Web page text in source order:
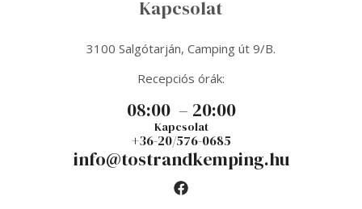
Kapcsolat
3100 Salgótarján, Camping út 9/B.
Recepciós órák:
08:00 – 20:00
Kapcsolat
+36-20/576-0685
info@tostrandkemping.hu